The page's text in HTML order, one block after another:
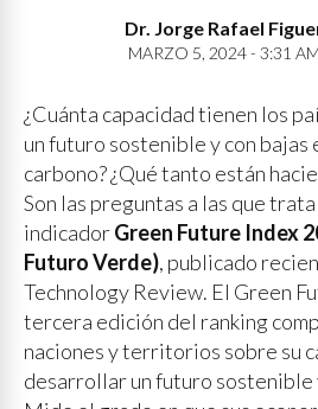
Dr. Jorge Rafael
MARZO 5, 2024 - 3:31
¿Cuánta capacidad tienen los
un futuro sostenible y con bajas
carbono? ¿Qué tanto están
Son las preguntas a las que
indicadorGreen Future Index
Futuro Verde), publicado
Technology Review. El Green
tercera edición del ranking
naciones y territorios sobre su
desarrollar un futuro sostenible